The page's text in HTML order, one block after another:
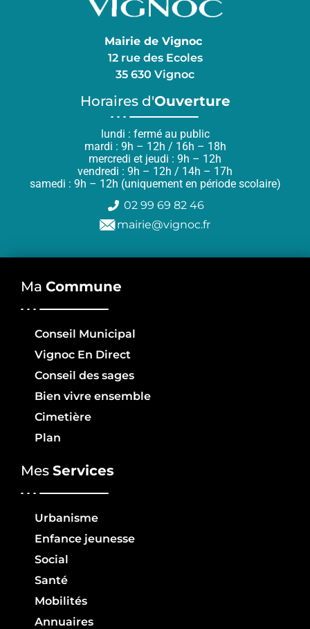
Mairie de Vignoc
12 rue des Ecoles
35 630 Vignoc
Horaires d'Ouverture
lundi : fermé au public
mardi : 9h – 12h / 16h – 18h
mercredi et jeudi : 9h – 12h
vendredi : 9h – 12h / 14h – 17h
samedi : 9h – 12h (uniquement en période scolaire)
02 99 69 82 46
mairie@vignoc.fr
Ma Commune
Conseil Municipal
Vignoc En Direct
Conseil des sages
Bien vivre ensemble
Cimetière
Plan
Mes Services
Urbanisme
Enfance jeunesse
Social
Santé
Mobilités
Annuaires